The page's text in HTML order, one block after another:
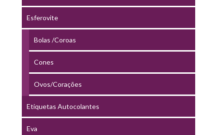
Esferovite
Bolas /Coroas
Cones
Ovos/Corações
Etiquetas Autocolantes
Eva